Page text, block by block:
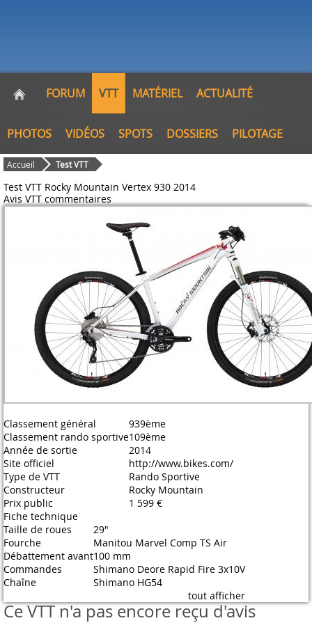
FORUM VTT MATÉRIEL ACTUALITÉ
PHOTOS VIDÉOS SPOTS DOSSIERS PILOTAGE
Accueil Test VTT
Test VTT Rocky Mountain Vertex 930 2014
Avis VTT commentaires
Classement général
939ème
Classement rando sportive109ème
Année de sortie
2014
Site officiel
http://www.bikes.com/
Type de VTT
Rando Sportive
Constructeur
Rocky Mountain
Prix public
1 599 €
Fiche technique
Taille de roues
29"
Fourche
Manitou Marvel Comp TS Air
Débattement avant100 mm
Commandes
Shimano Deore Rapid Fire 3x10V
Chaîne
Shimano HG54
tout afficher
Ce VTT n'a pas encore reçu d'avis